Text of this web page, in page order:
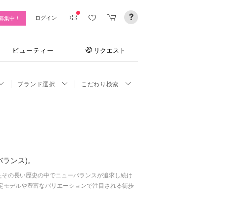
集中！ ログイン
ビューティー リクエスト
ブランド選択 こだわり検索
ンス)。
の長い歴史の中でニューバランスが追求し続け
デルや豊富なバリエーションで注目される街歩